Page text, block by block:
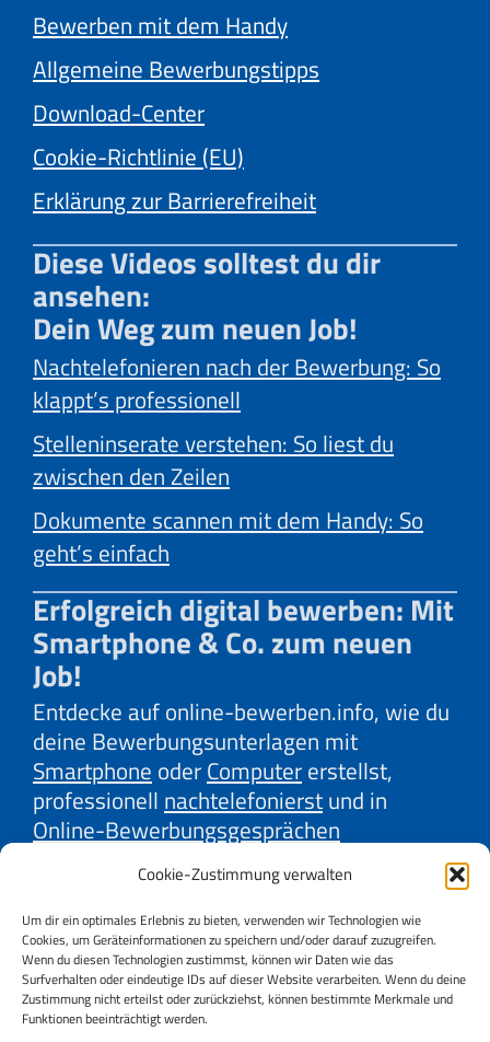
Cookie-Zustimmung verwalten
Um dir ein optimales Erlebnis zu bieten, verwenden wir Technologien wie
Cookies, um Geräteinformationen zu speichern und/oder darauf zuzugreifen.
Wenn du diesen Technologien zustimmst, können wir Daten wie das
Surfverhalten oder eindeutige IDs auf dieser Website verarbeiten. Wenn du deine
Zustimmung nicht erteilst oder zurückziehst, können bestimmte Merkmale und
Funktionen beeinträchtigt werden.
Bewerben mit dem Handy
Allgemeine Bewerbungstipps
Download-Center
Cookie-Richtlinie (EU)
Erklärung zur Barrierefreiheit
Diese Videos solltest du dir
ansehen:
Dein Weg zum neuen Job!
Nachtelefonieren nach der Bewerbung: So
klappt’s professionell
Stelleninserate verstehen: So liest du
zwischen den Zeilen
Dokumente scannen mit dem Handy: So
geht’s einfach
Erfolgreich digital bewerben: Mit
Smartphone & Co. zum neuen
Job!
Entdecke auf online-bewerben.info, wie du
deine Bewerbungsunterlagen mit
Smartphone oderComputererstellst,
professionell nachtelefonierstund in
Online-Bewerbungsgesprächen
überzeugst. Lerne mit unseren Erklärvideos
effektive Strategien derFirmenrecherche
undGehaltsverhandlungkennen. Oder
auch, wie duOnline-JobbörsenundSocial
Mediabestmöglich für deine Jobsuche
nutzt. Wir, AMS und AK Niederösterreich,